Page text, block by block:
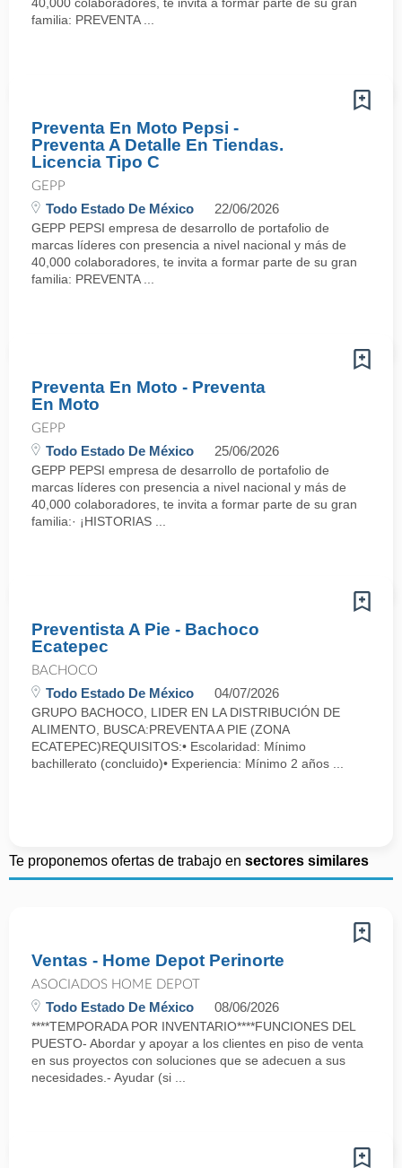
familia: PREVENTA ...
Preventa En Moto Pepsi -
Preventa A Detalle En Tiendas.
Licencia Tipo C
GEPP
Todo Estado De México 22/06/2026
GEPP PEPSI empresa de desarrollo de portafolio de
marcas líderes con presencia a nivel nacional y más de
40,000 colaboradores, te invita a formar parte de su gran
familia: PREVENTA ...
Preventa En Moto - Preventa
En Moto
GEPP
Todo Estado De México 25/06/2026
GEPP PEPSI empresa de desarrollo de portafolio de
marcas líderes con presencia a nivel nacional y más de
40,000 colaboradores, te invita a formar parte de su gran
familia:· ¡HISTORIAS ...
Preventista A Pie - Bachoco
Ecatepec
BACHOCO
Todo Estado De México 04/07/2026
GRUPO BACHOCO, LIDER EN LA DISTRIBUCIÓN DE
ALIMENTO, BUSCA:PREVENTA A PIE (ZONA
ECATEPEC)REQUISITOS:• Escolaridad: Mínimo
bachillerato (concluido)• Experiencia: Mínimo 2 años ...
Te proponemos ofertas de trabajo en sectores similares
Ventas - Home Depot Perinorte
ASOCIADOS HOME DEPOT
Todo Estado De México 08/06/2026
****TEMPORADA POR INVENTARIO****FUNCIONES DEL
PUESTO- Abordar y apoyar a los clientes en piso de venta
en sus proyectos con soluciones que se adecuen a sus
necesidades.- Ayudar (si ...